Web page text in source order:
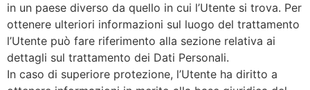
in un paese diverso da quello in cui l’Utente si trova. Per
ottenere ulteriori informazioni sul luogo del trattamento
l’Utente può fare riferimento alla sezione relativa ai
dettagli sul trattamento dei Dati Personali.
In caso di superiore protezione, l’Utente ha diritto a